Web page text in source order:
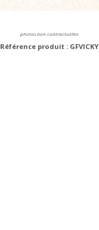
photos non contractuelles
Référence produit : GFVICKY